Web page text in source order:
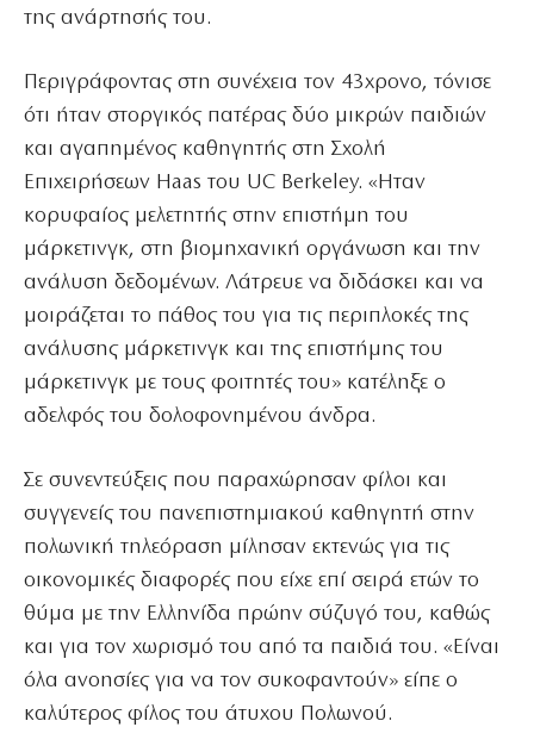
της ανάρτησής του.
Περιγράφοντας στη συνέχεια τον 43χρονο, τόνισε
ότι ήταν στοργικός πατέρας δύο μικρών παιδιών
και αγαπημένος καθηγητής στη Σχολή
Επιχειρήσεων Haas του UC Berkeley. «Ηταν
κορυφαίος μελετητής στην επιστήμη του
μάρκετινγκ, στη βιομηχανική οργάνωση και την
ανάλυση δεδομένων. Λάτρευε να διδάσκει και να
μοιράζεται το πάθος του για τις περιπλοκές της
ανάλυσης μάρκετινγκ και της επιστήμης του
μάρκετινγκ με τους φοιτητές του» κατέληξε ο
αδελφός του δολοφονημένου άνδρα.
Σε συνεντεύξεις που παραχώρησαν φίλοι και
συγγενείς του πανεπιστημιακού καθηγητή στην
πολωνική τηλεόραση μίλησαν εκτενώς για τις
οικονομικές διαφορές που είχε επί σειρά ετών το
θύμα με την Ελληνίδα πρώην σύζυγό του, καθώς
και για τον χωρισμό του από τα παιδιά του. «Είναι
όλα ανοησίες για να τον συκοφαντούν» είπε ο
καλύτερος φίλος του άτυχου Πολωνού.